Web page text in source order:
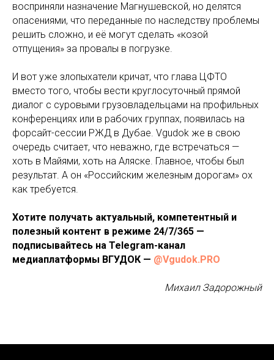
восприняли назначение Магнушевской, но делятся
опасениями, что переданные по наследству проблемы
решить сложно, и её могут сделать «козой
отпущения» за провалы в погрузке.
И вот уже злопыхатели кричат, что глава ЦФТО
вместо того, чтобы вести круглосуточный прямой
диалог с суровыми грузовладельцами на профильных
конференциях или в рабочих группах, появилась на
форсайт-сессии РЖД в Дубае. Vgudok же в свою
очередь считает, что неважно, где встречаться —
хоть в Майями, хоть на Аляске. Главное, чтобы был
результат. А он «Российским железным дорогам» ох
как требуется.
Хотите получать актуальный, компетентный и
полезный контент в режиме 24/7/365 —
подписывайтесь на Telegram-канал
медиаплатформы ВГУДОК — @Vgudok.PRO
Михаил Задорожный